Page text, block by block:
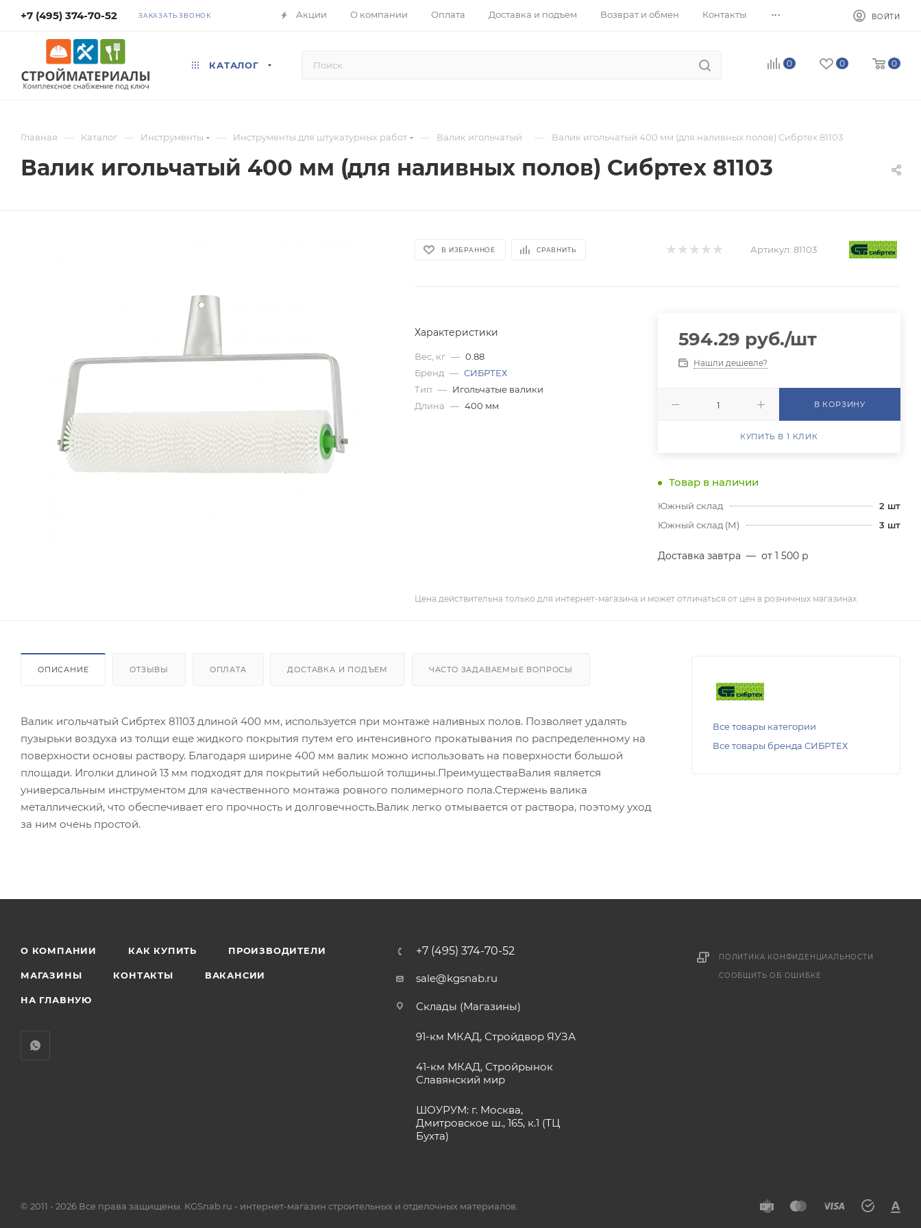
+7 (495) 374-70-52 ЗАКАЗАТЬ ЗВОНОК Акции О компании Оплата Доставка и подъем Возврат и обмен Контакты ... ВОЙТИ
КАТАЛОГ 0 0 0
Главная — Каталог — Инструменты — Инструменты для штукатурных работ — Валик игольчатый — Валик игольчатый 400 мм (для наливных полов) Сибртех 81103
Валик игольчатый 400 мм (для наливных полов) Сибртех 81103
В ИЗБРАННОЕ СРАВНИТЬ Артикул: 81103
Характеристики
Вес, кг — 0.88
Бренд — СИБРТЕХ
Тип — Игольчатые валики
Длина — 400 мм
594.29 руб./шт
Нашли дешевле?
В КОРЗИНУ
КУПИТЬ В 1 КЛИК
Товар в наличии
Южный склад 2 шт
Южный склад (М)
3 шт
Доставка завтра — от 1 500 р
Цена действительна только для интернет-магазина и может отличаться от цен в розничных магазинах
ОПИСАНИЕ ОТЗЫВЫ ОПЛАТА ДОСТАВКА И ПОДЪЕМ ЧАСТО ЗАДАВАЕМЫЕ ВОПРОСЫ
Валик игольчатый Сибртех 81103 длиной 400 мм, используется при монтаже наливных полов. Позволяет удалять
пузырьки воздуха из толщи еще жидкого покрытия путем его интенсивного прокатывания по распределенному на
поверхности основы раствору. Благодаря ширине 400 мм валик можно использовать на поверхности большой
площади. Иголки длиной 13 мм подходят для покрытий небольшой толщины.ПреимуществаВалия является
универсальным инструментом для качественного монтажа ровного полимерного пола.Стержень валика
металлический, что обеспечивает его прочность и долговечность.Валик легко отмывается от раствора, поэтому уход
за ним очень простой.
Все товары категории
Все товары бренда СИБРТЕХ
О КОМПАНИИ КАК КУПИТЬ ПРОИЗВОДИТЕЛИ
МАГАЗИНЫ КОНТАКТЫ ВАКАНСИИ
НА ГЛАВНУЮ
+7 (495) 374-70-52
sale@kgsnab.ru
Склады (Магазины)
91-км МКАД, Стройдвор ЯУЗА
41-км МКАД, Стройрынок
Славянский мир
ШОУРУМ: г. Москва,
Дмитровское ш., 165, к.1 (ТЦ
Бухта)
ПОЛИТИКА КОНФИДЕНЦИАЛЬНОСТИ
СООБЩИТЬ ОБ ОШИБКЕ
© 2011 - 2026 Все права защищены. KGSnab.ru - интернет-магазин строительных и отделочных материалов.